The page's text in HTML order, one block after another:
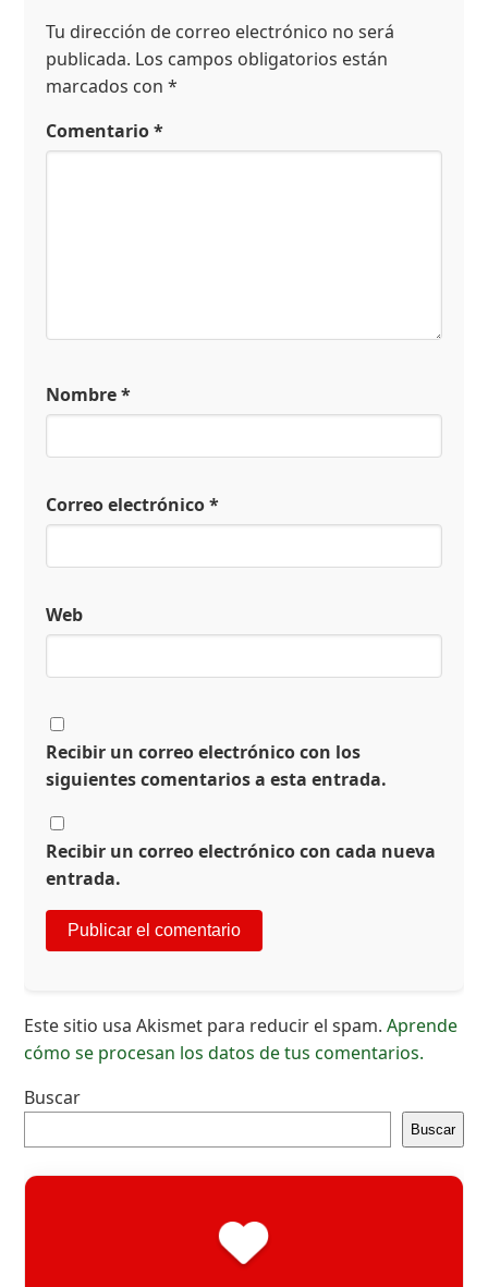
Tu dirección de correo electrónico no será
publicada. Los campos obligatorios están
marcados con*
Comentario*
Nombre*
Correo electrónico*
Web
Recibir un correo electrónico con los
siguientes comentarios a esta entrada.
Recibir un correo electrónico con cada nueva
entrada.
Este sitio usa Akismet para reducir el spam.Aprende
cómo se procesan los datos de tus comentarios.
Buscar
Buscar